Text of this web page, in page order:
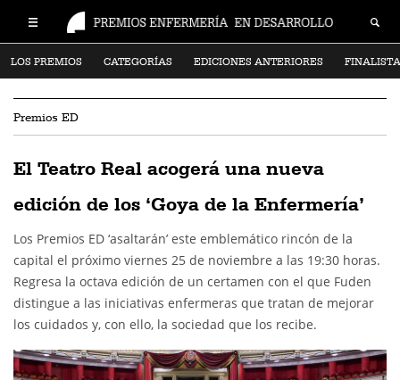
LOS PREMIOS CATEGORÍAS EDICIONES ANTERIORES
Premios ED
El Teatro Real acogerá una nueva
edición de los ‘Goya de la Enfermería’
Los Premios ED ‘asaltarán’ este emblemático rincón de la
capital el próximo viernes 25 de noviembre a las 19:30 horas.
Regresa la octava edición de un certamen con el que Fuden
distingue a las iniciativas enfermeras que tratan de mejorar
los cuidados y, con ello, la sociedad que los recibe.